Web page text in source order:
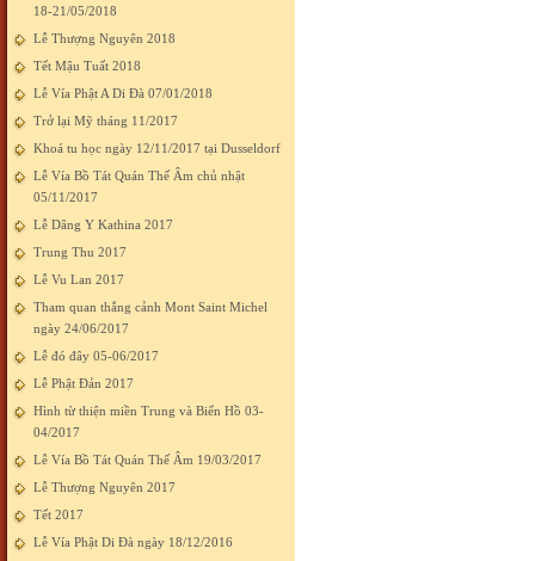
18-21/05/2018
Lễ Thượng Nguyên 2018
Tết Mậu Tuất 2018
Lễ Vía Phật A Di Đà 07/01/2018
Trở lại Mỹ tháng 11/2017
Khoá tu học ngày 12/11/2017 tại Dusseldorf
Lễ Vía Bồ Tát Quán Thế Âm chủ nhật
05/11/2017
Lễ Dâng Y Kathina 2017
Trung Thu 2017
Lễ Vu Lan 2017
Tham quan thắng cảnh Mont Saint Michel
ngày 24/06/2017
Lễ đó đây 05-06/2017
Lễ Phật Đản 2017
Hình từ thiện miền Trung và Biển Hồ 03-
04/2017
Lễ Vía Bồ Tát Quán Thế Âm 19/03/2017
Lễ Thượng Nguyên 2017
Tết 2017
Lễ Vía Phật Di Đà ngày 18/12/2016